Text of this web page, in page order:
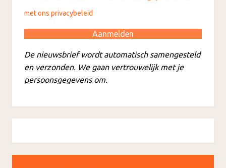
met ons privacybeleid
De nieuwsbrief wordt automatisch samengesteld
en verzonden. We gaan vertrouwelijk met je
persoonsgegevens om.